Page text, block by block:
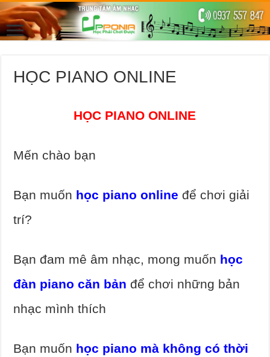
HỌC PIANO ONLINE
HỌC PIANO ONLINE
Mến chào bạn
Bạn muốn học piano online để chơi giải
trí?
Bạn đam mê âm nhạc, mong muốn học
đàn piano căn bản để chơi những bản
nhạc mình thích
Bạn muốn học piano mà không có thời